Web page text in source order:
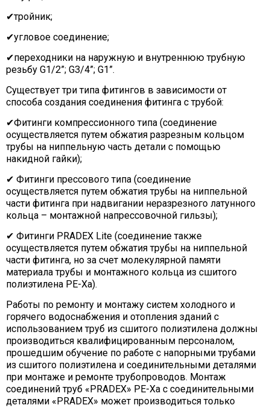
✔тройник;
✔угловое соединение;
✔переходники на наружную и внутреннюю трубную
резьбу G1/2”; G3/4”; G1”.
Существует три типа фитингов в зависимости от
способа создания соединения фитинга с трубой:
✔Фитинги компрессионного типа (соединение
осуществляется путем обжатия разрезным кольцом
трубы на ниппельную часть детали с помощью
накидной гайки);
✔ Фитинги прессового типа (соединение
осуществляется путем обжатия трубы на ниппельной
части фитинга при надвигании неразрезного латунного
кольца – монтажной напрессовочной гильзы);
✔ Фитинги PRADEX Lite (соединение также
осуществляется путем обжатия трубы на ниппельной
части фитинга, но за счет молекулярной памяти
материала трубы и монтажного кольца из сшитого
полиэтилена PE-Xa).
Работы по ремонту и монтажу систем холодного и
горячего водоснабжения и отопления зданий с
использованием труб из сшитого полиэтилена должны
производиться квалифицированным персоналом,
прошедшим обучение по работе с напорными трубами
из сшитого полиэтилена и соединительными деталями
при монтаже и ремонте трубопроводов. Монтаж
соединений труб «PRADEX» PE-Xa с соединительными
деталями «PRADEX» может производиться только